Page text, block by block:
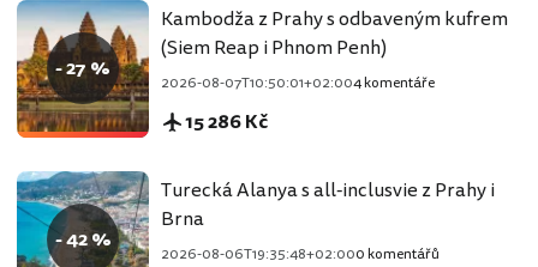
- 27 %
Kambodža z Prahy s odbaveným kufrem
(Siem Reap i Phnom Penh)
2026-08-07T10:50:01+02:004 komentáře
15 286 Kč
- 42 %
Turecká Alanya s all-inclusvie z Prahy i
Brna
2026-08-06T19:35:48+02:000 komentářů